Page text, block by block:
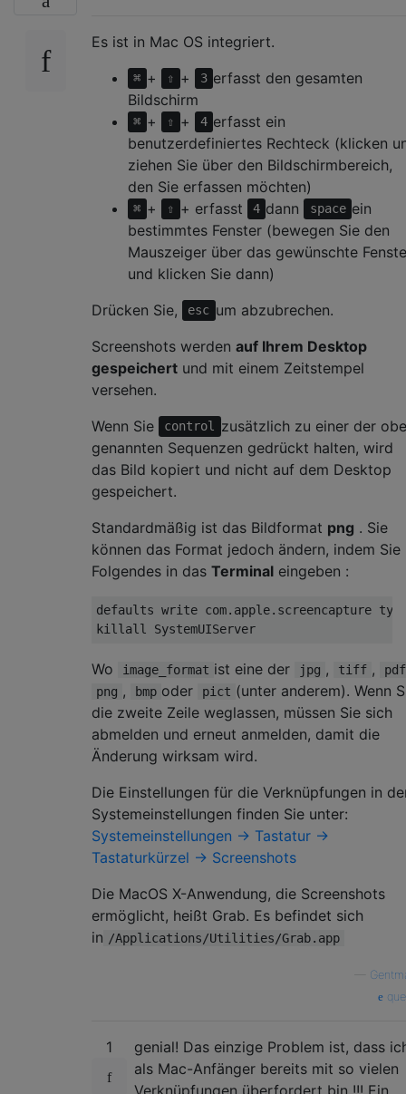
Es ist in Mac OS integriert.
⌘ + ⇧ + 3 erfasst den gesamten
Bildschirm
⌘ + ⇧ + 4 erfasst ein
benutzerdefiniertes Rechteck (klicken
ziehen Sie über den Bildschirmbereich,
den Sie erfassen möchten)
⌘ + ⇧ + erfasst 4 dann space ein
bestimmtes Fenster (bewegen Sie den
Mauszeiger über das gewünschte
und klicken Sie dann)
Drücken Sie,
esc um abzubrechen.
Screenshots werden auf Ihrem Desktop
gespeichert und mit einem Zeitstempel
versehen.
Wenn Sie
control zusätzlich zu einer der
genannten Sequenzen gedrückt halten, wird
das Bild kopiert und nicht auf dem Desktop
gespeichert.
Standardmäßig ist das Bildformat png . Sie
können das Format jedoch ändern, indem Sie
Folgendes in das Terminal eingeben :
defaults write com.apple.screencapture
Wo image_format ist eine der jpg , tiff ,
pdf
png , bmp oder pict (unter anderem). Wenn
die zweite Zeile weglassen, müssen Sie sich
abmelden und erneut anmelden, damit die
Änderung wirksam wird.
Die Einstellungen für die Verknüpfungen in
Systemeinstellungen finden Sie unter:
Systemeinstellungen → Tastatur →
Tastaturkürzel → Screenshots
Die MacOS X-Anwendung, die Screenshots
ermöglicht, heißt Grab. Es befindet sich
in /Applications/Utilities/Grab.app
1
genial! Das einzige Problem ist, dass
als Mac-Anfänger bereits mit so vielen
Verknüpfungen überfordert bin !!! Ein